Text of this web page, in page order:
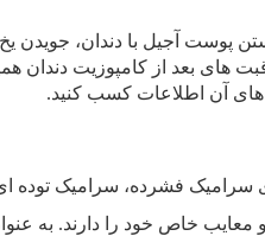
پوست آجیل با دندان، جویدن
های بعد از کامپوزیت دندان
های آن اطلاعات کسب کنید.
فشرده، سرامیک توده
معایب خاص خود را دارند. به